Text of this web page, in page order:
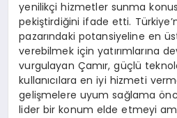
yenilikçi hizmetler sunma
pekiştirdiğini ifade etti.
pazarındaki potansiyeline en
verebilmek için yatırımlarına
vurgulayan Çamır, güçlü
kullanıcılara en iyi hizmeti
gelişmelere uyum sağlama
lider bir konum elde etmeyi